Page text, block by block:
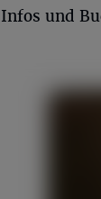
Infos und